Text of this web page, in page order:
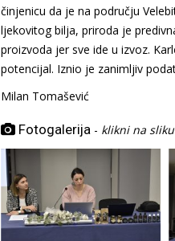
činjenicu da je na području
ljekovitog bilja, priroda je
proizvoda jer sve ide u izvoz.
potencijal. Iznio je zanimljiv
Milan Tomašević
Fotogalerija - klikni na